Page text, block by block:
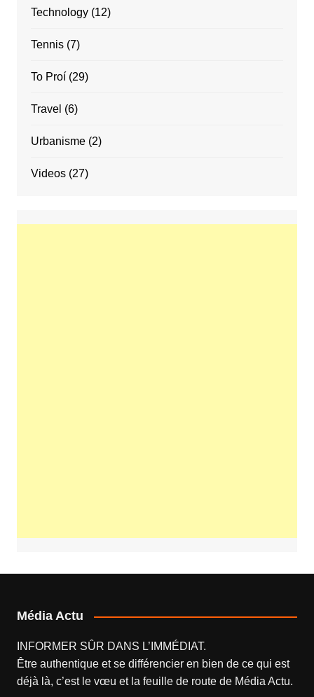
Technology(12)
Tennis(7)
To Proí(29)
Travel (6)
Urbanisme(2)
Videos(27)
Média Actu
INFORMER SÛR DANS L’IMMÉDIAT.
Être authentique et se différencier en bien de ce qui est
déjà là, c’est le vœu et la feuille de route de Média Actu.